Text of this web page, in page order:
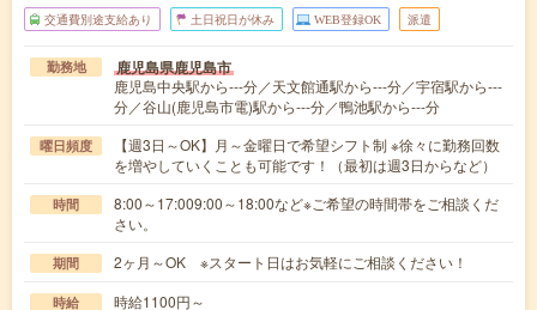
交通費別途支給あり 土日祝日が休み WEB登録OK 派遣
勤務地 鹿児島県鹿児島市
鹿児島中央駅から---分／天文館通駅から---分／宇宿駅から---
分／谷山(鹿児島市電)駅から---分／鴨池駅から---分
曜日頻度
【週3日～OK】月～金曜日で希望シフト制 ※徐々に勤務回数
を増やしていくことも可能です！（最初は週3日からなど）
時間
8:00～17:009:00～18:00など※ご希望の時間帯をご相談くだ
さい。
期間 2ヶ月～OK ※スタート日はお気軽にご相談ください！
時給 時給1100円～